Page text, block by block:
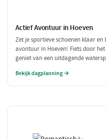
Actief Avontuur in Hoeven
Zet je sportieve schoenen klaar
avontuur in Hoeven! Fiets door
geniet van een uitdagende
zijn in de natuur!
Bekijk dagplanning →